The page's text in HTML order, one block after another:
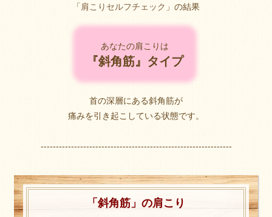
「肩こりセルフチェック 」の結果
あなたの肩こりは
『斜角筋』タイプ
首の深層にある斜角筋が
痛みを引き起こしている状態です。
---------------------------------------------------------------
「斜角筋」の肩こり